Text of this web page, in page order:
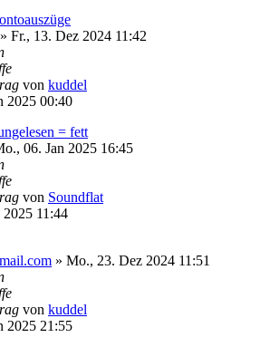
» Fr., 13. Dez 2024 11:42
von kuddel
2025 00:40
= fett
06. Jan 2025 16:45
von Soundflat
11:44
» Mo., 23. Dez 2024 11:51
von kuddel
2025 21:55